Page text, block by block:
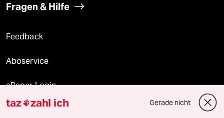
Fragen & Hilfe
Feedback
Aboservice
ePaper Login
Downloads für Abonnierende
taz zahl ich Gerade nicht